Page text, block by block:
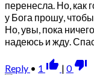
перенесла. Но, как
у Бога прошу,
Но, увы, пока
надеюсь и жду.
Reply • 1 thumb_up_alt | 0 thumb_down_alt